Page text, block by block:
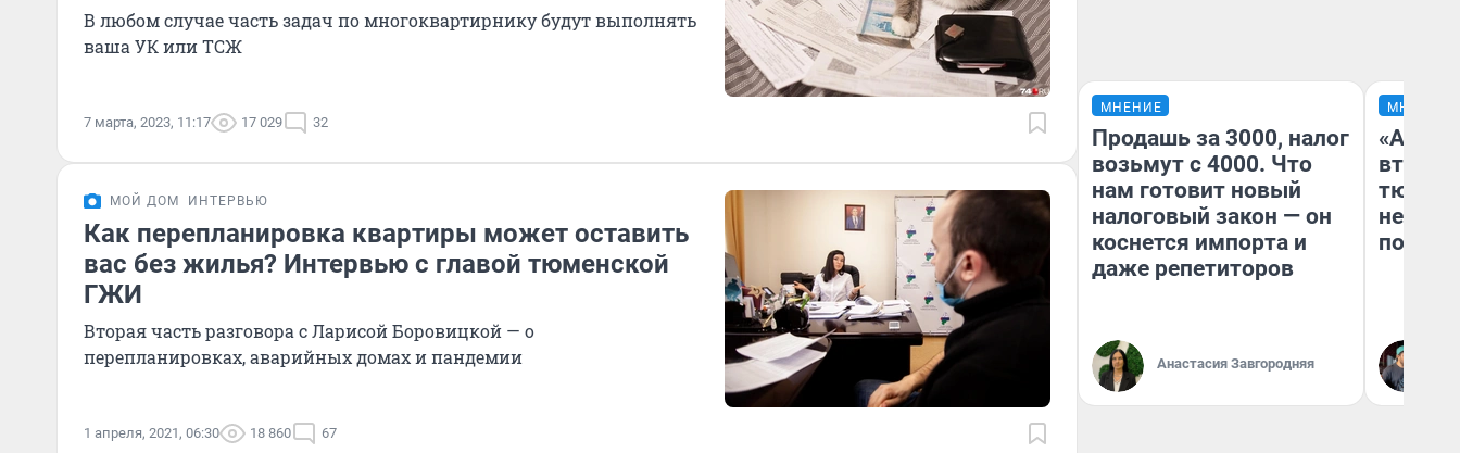
В любом случае часть задач по многоквартирнику будут выполнять
ваша УК или ТСЖ
7 марта, 2023, 11:17 17 029 32
МОЙ ДОМ ИНТЕРВЬЮ
Как перепланировка квартиры может оставить
вас без жилья? Интервью с главой тюменской
ГЖИ
Вторая часть разговора с Ларисой Боровицкой — о
перепланировках, аварийных домах и пандемии
1 апреля, 2021, 06:30 18 860 67
МНЕНИЕ
Продашь за 3000, налог
возьмут с 4000. Что
нам готовит новый
налоговый закон — он
коснется импорта и
даже репетиторов
Анастасия Завгородняя
МНЕНИЕ